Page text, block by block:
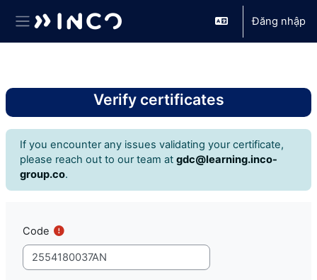
Đăng nhập
Verify certificates
If you encounter any issues validating your certificate,
please reach out to our team at gdc@learning.inco-
group.co.
Code